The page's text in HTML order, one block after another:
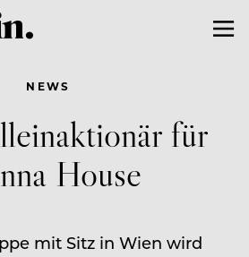
NEWS
für
House
mit Sitz in Wien wird